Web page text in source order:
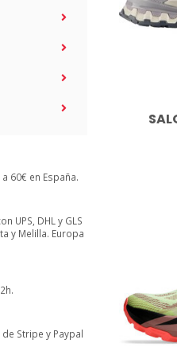
60€ en España.
UPS, DHL y GLS
y Melilla. Europa
Stripe y Paypal